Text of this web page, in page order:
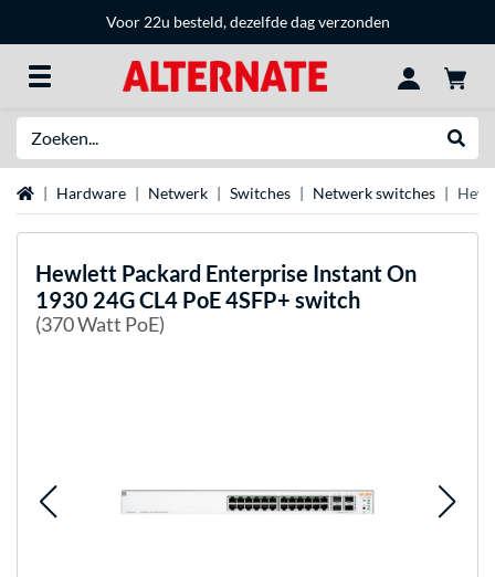
Voor 22u besteld, dezelfde dag verzonden
Home Hardware Netwerk Switches Netwerk switches
Hewlett Packard Enterprise Instant On
1930 24G CL4 PoE 4SFP+ switch
(370 Watt PoE)